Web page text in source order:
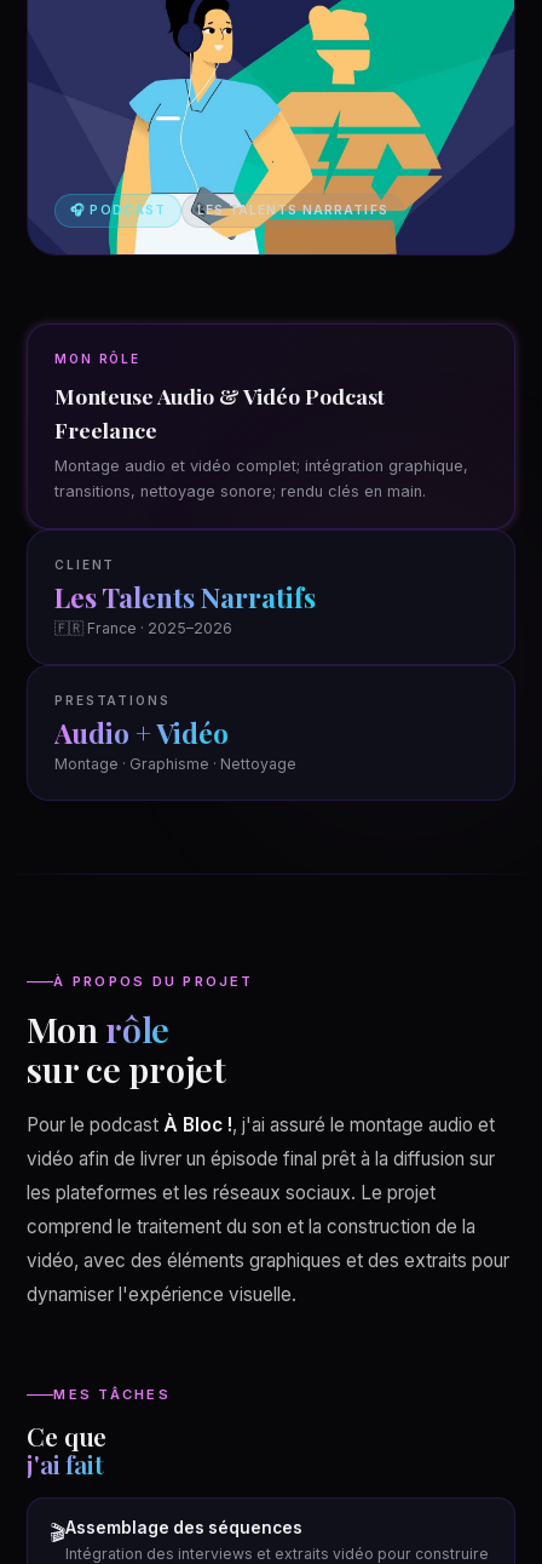
🎧 PODCAST LES TALENTS NARRATIFS
MON RÔLE
Monteuse Audio & Vidéo Podcast
Freelance
Montage audio et vidéo complet; intégration graphique,
transitions, nettoyage sonore; rendu clés en main.
CLIENT
Les Talents Narratifs
🇫🇷 France · 2025–2026
PRESTATIONS
Audio + Vidéo
Montage · Graphisme · Nettoyage
À PROPOS DU PROJET
Mon rôle
sur ce projet
Pour le podcast À Bloc !, j'ai assuré le montage audio et
vidéo afin de livrer un épisode final prêt à la diffusion sur
les plateformes et les réseaux sociaux. Le projet
comprend le traitement du son et la construction de la
vidéo, avec des éléments graphiques et des extraits pour
dynamiser l'expérience visuelle.
MES TÂCHES
Ce que
j'ai fait
🎬Assemblage des séquences
Intégration des interviews et extraits vidéo pour construire